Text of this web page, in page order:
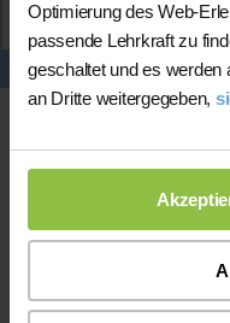
Optimierung des Web-
passende Lehrkraft zu
geschaltet und es
an Dritte weitergegeben,